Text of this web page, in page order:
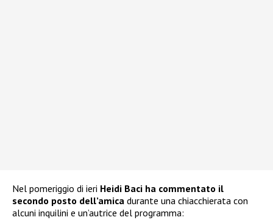
Nel pomeriggio di ieri Heidi Baci ha commentato il
secondo posto dell’amica durante una chiacchierata con
alcuni inquilini e un’autrice del programma: